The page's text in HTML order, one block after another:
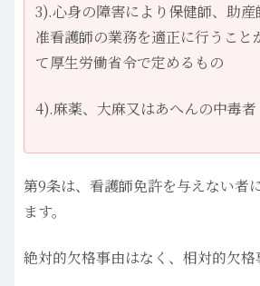
3).心身の障害により保健師、助
准看護師の業務を適正に行うこと
て厚生労働省令で定めるもの
4).麻薬、大麻又はあへんの中毒者
第9条は、看護師免許を与えない者
ます。
絶対的欠格事由はなく、相対的欠格